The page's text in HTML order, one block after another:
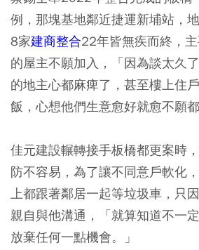
例，那塊基地鄰近捷運新埔站，
8家建商整合22年皆無疾而終，
的屋主不願加入，「因為談太久
的地主心都麻痺了，甚至樓上住
飯，心想他們生意愈好就愈不願都
佳元建設輾轉接手板橋都更案時
防不容易，為了讓不同意戶軟化
上都跟著鄰居一起等垃圾車，只
親自與他溝通，「就算知道不一
放棄任何一點機會。」